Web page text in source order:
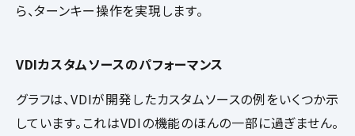
ら、ターンキー操作を実現します。
VDIカスタムソースのパフォーマンス
グラフは、VDIが開発したカスタムソースの例をいくつか示
しています。これはVDIの機能のほんの一部に過ぎません。